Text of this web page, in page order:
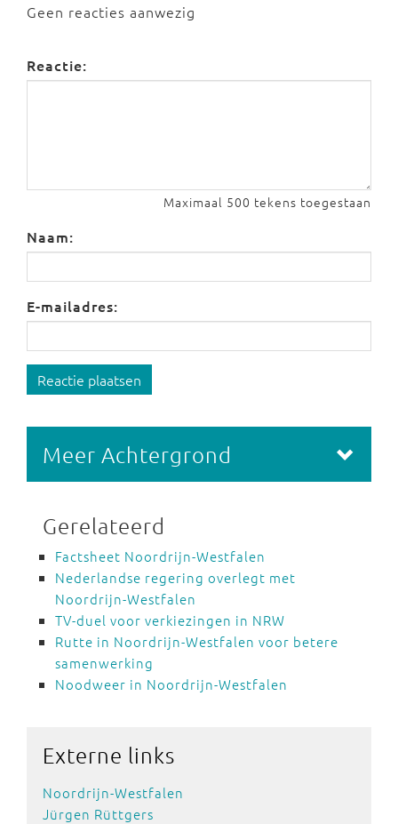
Geen reacties aanwezig
Reactie:
Maximaal 500 tekens toegestaan
Naam:
E-mailadres:
Reactie plaatsen
Meer Achtergrond
Gerelateerd
Factsheet Noordrijn-Westfalen
Nederlandse regering overlegt met
Noordrijn-Westfalen
TV-duel voor verkiezingen in NRW
Rutte in Noordrijn-Westfalen voor betere
samenwerking
Noodweer in Noordrijn-Westfalen
Externe links
Noordrijn-Westfalen
Jürgen Rüttgers